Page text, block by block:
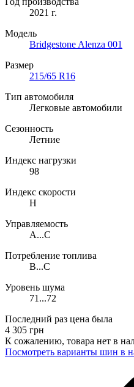
2021 г.
Модель
Bridgestone Alenza 001
Размер
215/65 R16
Тип автомобиля
Легковые автомобили
Сезонность
Летние
Индекс нагрузки
98
Индекс скорости
H
Управляемость
A...C
Потребление топлива
B...C
Уровень шума
71...72
Последний раз цена была
4 305 грн
К сожалению, товара нет в
Поcмотреть варианты шин в